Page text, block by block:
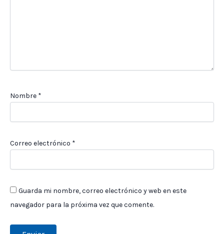
Nombre *
Correo electrónico *
Guarda mi nombre, correo electrónico y web en este
navegador para la próxima vez que comente.